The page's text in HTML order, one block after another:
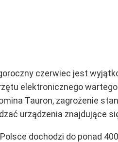
czerwiec jest
elektronicznego
Tauron, zagrożenie
urządzenia znajdujące
dochodzi do ponad